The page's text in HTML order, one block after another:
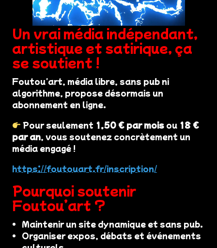
Un vrai média indépendant,
artistique et satirique, ça
se soutient !
Foutou'art, média libre, sans pub ni
algorithme, propose désormais un
abonnement en ligne.
Pour seulement 1,50 € par mois ou 18 €
par an, vous soutenez concrètement un
média engagé !
https://foutouart.fr/inscription/
Pourquoi soutenir
Foutou’art ?
Maintenir un site dynamique et sans pub.
Organiser expos, débats et événements